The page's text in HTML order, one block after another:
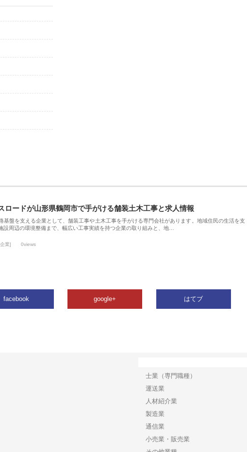
ロードが山形県鶴岡市で手がける舗装土木工事と求人情報
基盤を支える企業として、舗装工事や土木工事を手がける専門会社があります。地域住民の生活を支
設周辺の環境整備まで、幅広い工事実績を持つ企業の取り組みと、地…
業] 0views
facebook google+ はてブ
士業（専門職種）
運送業
人材紹介業
製造業
通信業
小売業・販売業